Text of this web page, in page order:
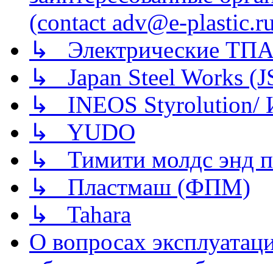
(contact adv@e-
↳ Электрические
↳ Japan Steel Works
↳ INEOS
↳ YUDO
↳ Тимити молдс энд
↳ Пластмаш (ФПМ)
↳ Tahara
О вопросах